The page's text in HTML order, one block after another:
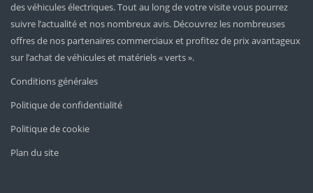
des véhicules électriques. Tout au long de votre visite vous pourrez
suivre l’actualité et nos nombreux avis. Découvrez les nombreuses
offres de nos partenaires commerciaux et profitez de prix avantageux
sur l’achat de véhicules et matériels « verts ».
Conditions générales
Politique de confidentialité
Politique de cookie
Plan du site